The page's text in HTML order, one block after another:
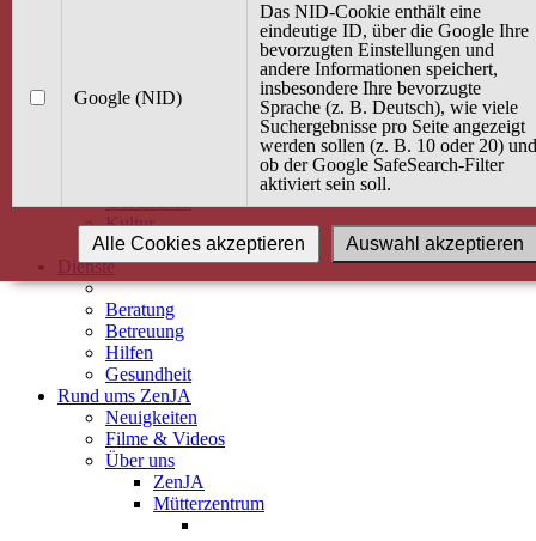
Angebot / Kurs suchen
Babybauch & Elternschaft
Gesundheit
Kultur
Alle Kurse
Dienste
Beratung
Betreuung
Hilfen
Gesundheit
Rund ums ZenJA
Neuigkeiten
Filme & Videos
Über uns
ZenJA
Mütterzentrum
Google (NID)
Das NID-Cookie enthält eine
eindeutige ID, über die Google Ihre
bevorzugten Einstellungen und
andere Informationen speichert,
insbesondere Ihre bevorzugte
Sprache (z. B. Deutsch), wie viele
Suchergebnisse pro Seite angezeigt
werden sollen (z. B. 10 oder 20) und
ob der Google SafeSearch-Filter
aktiviert sein soll.
Auswahl akzeptieren
Alle Cookies akzeptieren